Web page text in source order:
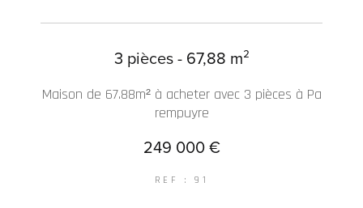
3 pièces - 67,88 m²
Maison de 67.88m² à acheter avec 3 pièces à Pa
rempuyre
249 000 €
REF : 91